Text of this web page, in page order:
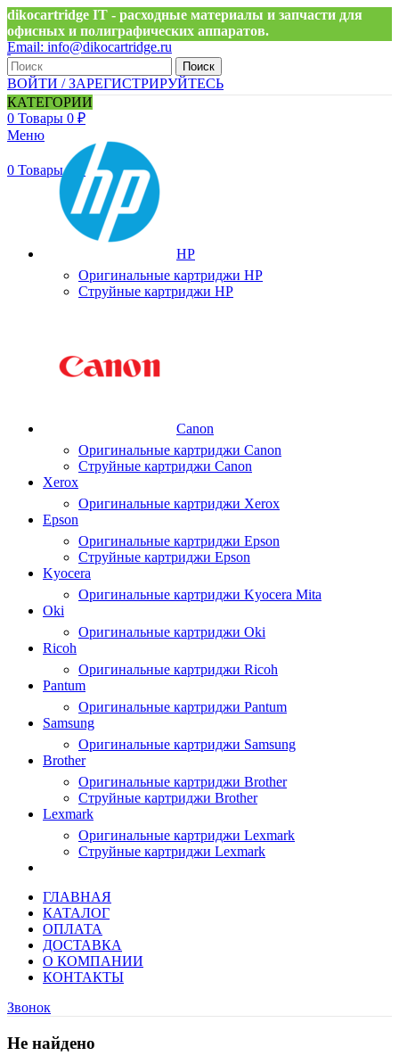
dikocartridge IT - расходные материалы и запчасти для
офисных и полиграфических аппаратов.
Email: info@dikocartridge.ru
Тел.:+7 (495) 211-59-74
Поиск
ВОЙТИ / ЗАРЕГИСТРИРУЙТЕСЬ
0Избранные
0 Товары 0 ₽
Меню
0 Товары 0 ₽
КАТЕГОРИИ
HP
Оригинальные картриджи HP
Струйные картриджи HP
Canon
Оригинальные картриджи Canon
Струйные картриджи Canon
Xerox
Оригинальные картриджи Xerox
Epson
Оригинальные картриджи Epson
Струйные картриджи Epson
Kyocera
Оригинальные картриджи Kyocera Mita
Oki
Оригинальные картриджи Oki
Ricoh
Оригинальные картриджи Ricoh
Pantum
Оригинальные картриджи Pantum
Samsung
Оригинальные картриджи Samsung
Brother
Оригинальные картриджи Brother
Струйные картриджи Brother
Lexmark
Оригинальные картриджи Lexmark
Струйные картриджи Lexmark
ГЛАВНАЯ
КАТАЛОГ
ОПЛАТА
ДОСТАВКА
О КОМПАНИИ
КОНТАКТЫ
Звонок
Не найдено